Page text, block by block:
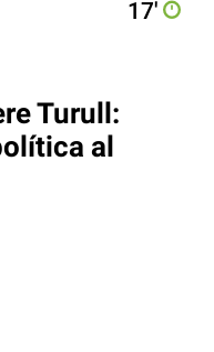
17′
Turull:
al